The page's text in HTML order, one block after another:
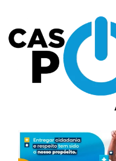
content